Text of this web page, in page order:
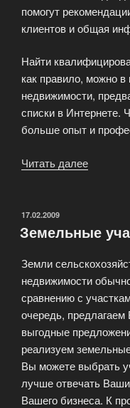
помогут
клиентов и общая
Найти
как правило, можно в
недвижимости,
списки в Интернете.
больше опыт и
Читать далее
сделки»
ОПУБЛИКОВАНО
17.02.2009
Земельные
Земли
недвижимости
сравнению с
очередь,
выгодные
реализуем
Вы можете выбрать
лучше отвечать
Вашего бизнеса. К